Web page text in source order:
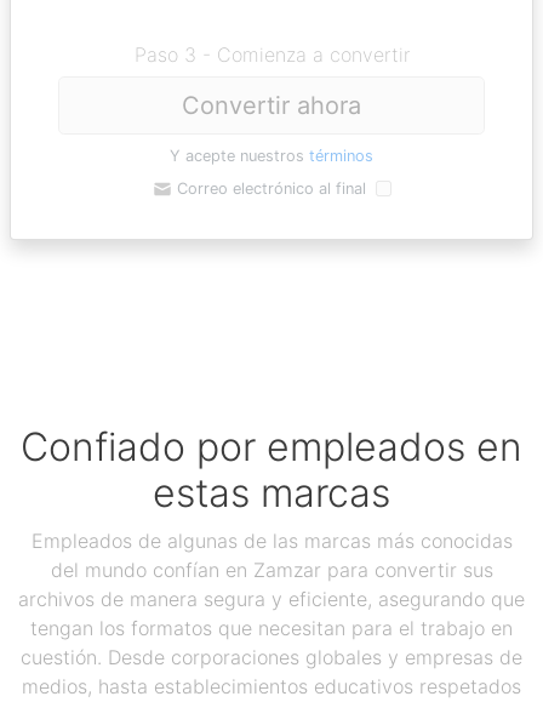
Paso 3 - Comienza a convertir
Convertir ahora
Y acepte nuestros términos
Correo electrónico al final
Confiado por empleados en
estas marcas
Empleados de algunas de las marcas más conocidas
del mundo confían en Zamzar para convertir sus
archivos de manera segura y eficiente, asegurando que
tengan los formatos que necesitan para el trabajo en
cuestión. Desde corporaciones globales y empresas de
medios, hasta establecimientos educativos respetados